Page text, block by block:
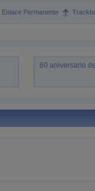
Enlace Permanente
60 aniversario